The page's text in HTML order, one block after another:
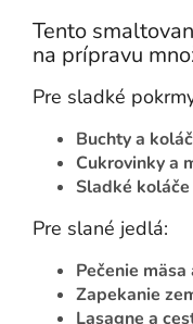
Tento
na prípravu
Pre sladké
Buchty a
Cukrovinky a
Sladké koláče
Pre slané jedlá:
Pečenie mäsa
Zapekanie
Lasagne a